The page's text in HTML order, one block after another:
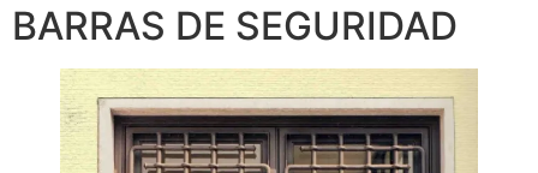
BARRAS DE SEGURIDAD